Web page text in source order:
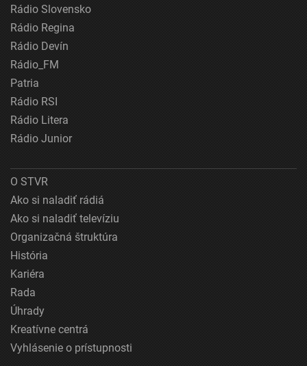
Rádio Slovensko
Rádio Regina
Rádio Devín
Rádio_FM
Patria
Rádio RSI
Rádio Litera
Rádio Junior
O STVR
Ako si naladiť rádiá
Ako si naladiť televíziu
Organizačná štruktúra
História
Kariéra
Rada
Úhrady
Kreatívne centrá
Vyhlásenie o prístupnosti